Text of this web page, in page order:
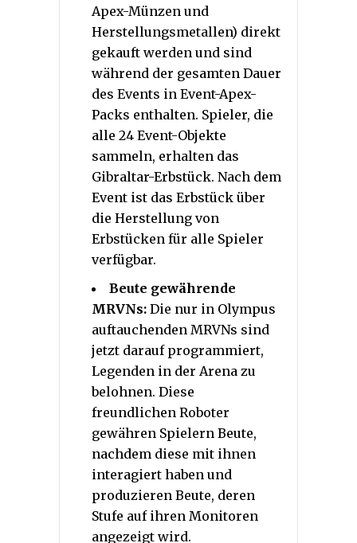
Apex-Münzen und
Herstellungsmetallen) direkt
gekauft werden und sind
während der gesamten Dauer
des Events in Event-Apex-
Packs enthalten. Spieler, die
alle 24 Event-Objekte
sammeln, erhalten das
Gibraltar-Erbstück. Nach dem
Event ist das Erbstück über
die Herstellung von
Erbstücken für alle Spieler
verfügbar.
Beute gewährende
MRVNs: Die nur in Olympus
auftauchenden MRVNs sind
jetzt darauf programmiert,
Legenden in der Arena zu
belohnen. Diese
freundlichen Roboter
gewähren Spielern Beute,
nachdem diese mit ihnen
interagiert haben und
produzieren Beute, deren
Stufe auf ihren Monitoren
angezeigt wird.